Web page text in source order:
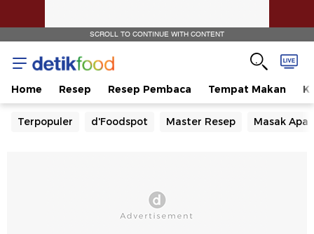
SCROLL TO CONTINUE WITH CONTENT
Home Resep Resep Pembaca Tempat Makan
Terpopuler d'Foodspot Master Resep Masak Apa